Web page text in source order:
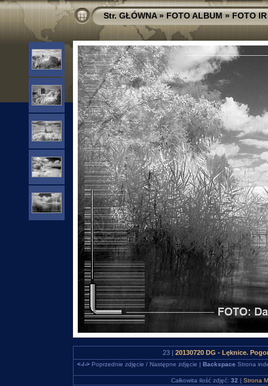
Str. GŁÓWNA»FOTO ALBUM»FOTO IR
23 | 20130720 DG - Lęknice.
<-/->Poprzednie zdjęcie / Następne zdjęcie | Backspace Strona
Całkowita ilość zdjęć: 32 | Strona